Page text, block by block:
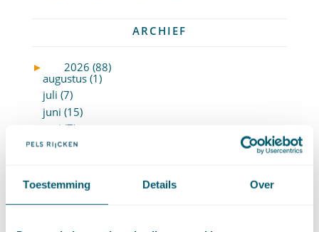
Toestemming Details Over
ARCHIEF
►
2026 (88)
augustus (1)
juli (7)
juni (15)
mei (7)
april (11)
februari (16)
januari (14)